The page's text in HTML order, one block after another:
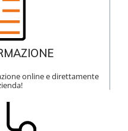
online e direttamente